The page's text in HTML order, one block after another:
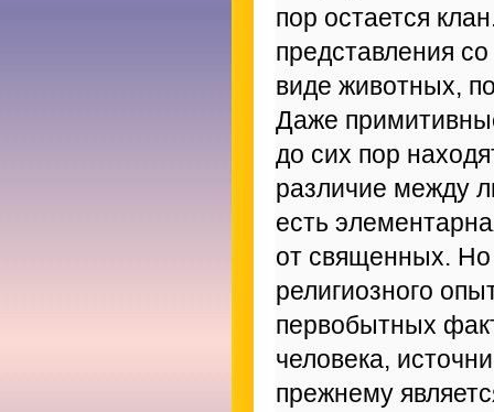
пор остается
представления
виде животных,
Даже
до сих пор
различие между
есть
от священных. Но
религиозного
первобытных
человека,
прежнему